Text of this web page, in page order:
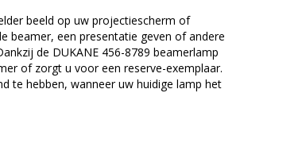
beeld op uw projectiescherm of
beamer, een presentatie geven of andere
de DUKANE 456-8789 beamerlamp
of zorgt u voor een reserve-exemplaar.
te hebben, wanneer uw huidige lamp het